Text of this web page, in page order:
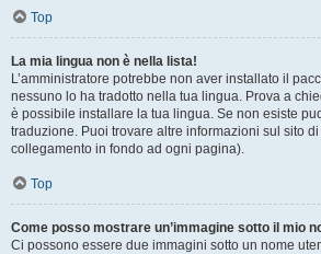
Top
La mia lingua non è nella lista!
L’amministratore potrebbe non aver installato il
nessuno lo ha tradotto nella tua lingua. Prova a
è possibile installare la tua lingua. Se non esiste
traduzione. Puoi trovare altre informazioni sul sito di
collegamento in fondo ad ogni pagina).
Top
Come posso mostrare un’immagine sotto il mio
Ci possono essere due immagini sotto un nome